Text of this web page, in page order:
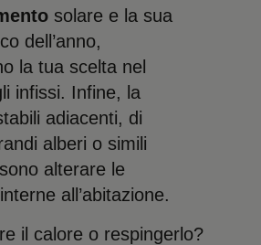
solare e la sua
dell’anno,
la tua scelta nel
infissi. Infine, la
adiacenti, di
alberi o simili
alterare le
all’abitazione.
il calore o respingerlo?